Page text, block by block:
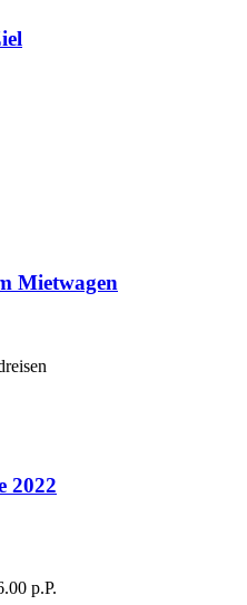
Mietwagen
2022
p.P.